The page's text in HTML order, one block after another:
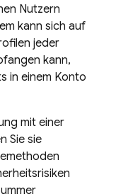
Nutzern
kann sich auf
jeder
kann,
in einem Konto
mit einer
Sie sie